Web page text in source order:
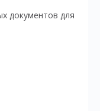
документов для